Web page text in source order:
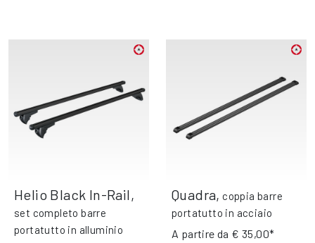
Helio Black In-Rail,
set completo barre
portatutto in alluminio
Quadra, coppia barre
portatutto in acciaio
A partire da € 35,00*